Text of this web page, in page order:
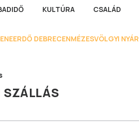
KULTÚRA CSALÁD
DEBRECENMÉZESVÖLGYI NYÁR
SZÁLLÁS